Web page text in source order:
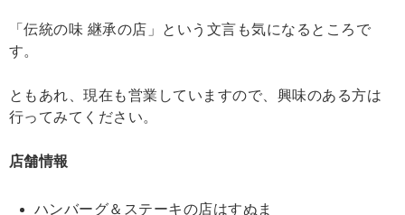
「伝統の味 継承の店」という文言も気になるところで
す。
ともあれ、現在も営業していますので、興味のある方は
行ってみてください。
店舗情報
ハンバーグ＆ステーキの店はすぬま